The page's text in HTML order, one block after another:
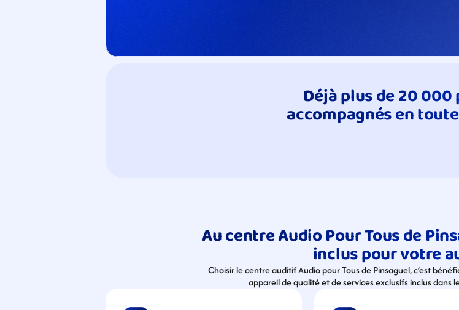
Déjà plus de 20
accompagnés en
Au centre Audio Pour Tous de
inclus pour votre
Choisir le centre auditif Audio pour Tous de Pinsaguel, c’est
appareil de qualité et de services exclusifs inclus dans